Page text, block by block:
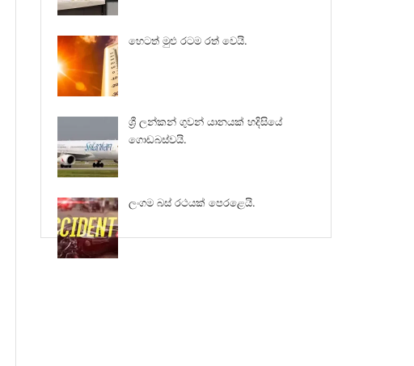
හෙටත් මුළු රටම රත් වෙයි.
ශ්‍රී ලන්කන් ගුවන් යානයක් හදිසියේ
ගොඩබස්වයි.
ලංගම බස් රථයක් පෙරළෙයි.